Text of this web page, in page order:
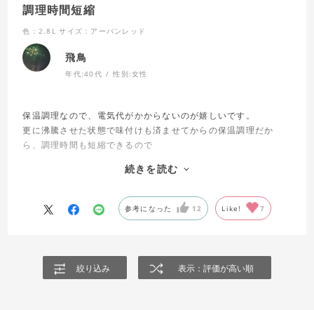
調理時間短縮
色：2.8L サイズ：アーバンレッド
飛鳥
年代:40代 性別:女性
保温調理なので、電気代がかからないのが嬉しいです。
更に沸騰させた状態で味付けも済ませてからの保温調理だか
ら、調理時間も短縮できるので
圧力鍋とは違い、危険もないのが嬉しいです。
別鍋で作った素麺を入れて利用しています。
魔法瓶と同じ原理だから、素麺を入れて少し置くと
続きを読む
参考になった 12 Like! 7
絞り込み 表示：評価が高い順